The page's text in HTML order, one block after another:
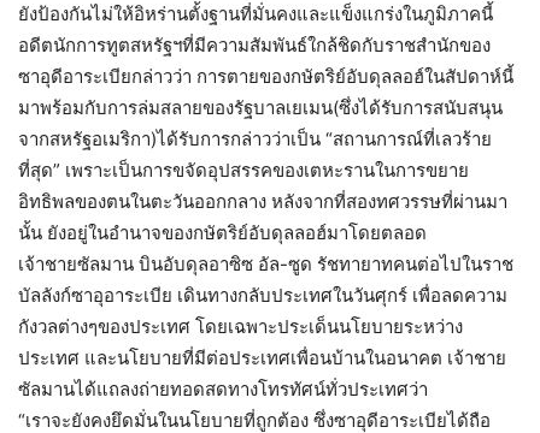
ยังป้องกันไม่ให้อิหร่านตั้งฐานที่มั่นคงและแข็งแกร่งในภูมิภาคนี้
อดีตนักการทูตสหรัฐฯที่มีความสัมพันธ์ใกล้ชิดกับราชสำนักของ
ซาอุดีอาระเบียกล่าวว่า การตายของกษัตริย์อับดุลลอฮ์ในสัปดาห์นี้
มาพร้อมกับการล่มสลายของรัฐบาลเยเมน(ซึ่งได้รับการสนับสนุน
จากสหรัฐอเมริกา)ได้รับการกล่าวว่าเป็น “สถานการณ์ที่เลวร้าย
ที่สุด” เพราะเป็นการขจัดอุปสรรคของเตหะรานในการขยาย
อิทธิพลของตนในตะวันออกกลาง หลังจากที่สองทศวรรษที่ผ่านมา
นั้น ยังอยู่ในอำนาจของกษัตริย์อับดุลลอฮ์มาโดยตลอด
เจ้าชายซัลมาน บินอับดุลอาซิซ อัล-ซูด รัชทายาทคนต่อไปในราช
บัลลังก์ซาอุอาระเบีย เดินทางกลับประเทศในวันศุกร์ เพื่อลดความ
กังวลต่างๆของประเทศ โดยเฉพาะประเด็นนโยบายระหว่าง
ประเทศ และนโยบายที่มีต่อประเทศเพื่อนบ้านในอนาคต เจ้าชาย
ซัลมานได้แถลงถ่ายทอดสดทางโทรทัศน์ทั่วประเทศว่า
“เราจะยังคงยึดมั่นในนโยบายที่ถูกต้อง ซึ่งซาอุดีอาระเบียได้ถือ